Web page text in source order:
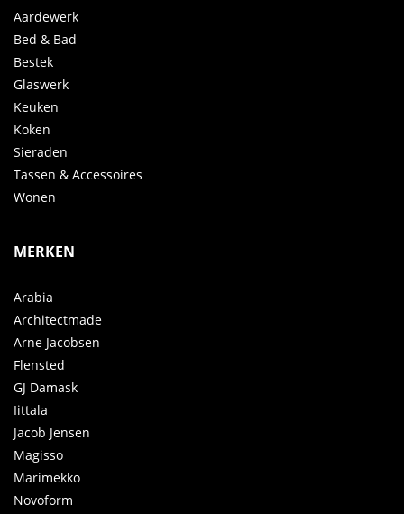
Aardewerk
Bed & Bad
Bestek
Glaswerk
Keuken
Koken
Sieraden
Tassen & Accessoires
Wonen
MERKEN
Arabia
Architectmade
Arne Jacobsen
Flensted
GJ Damask
Iittala
Jacob Jensen
Magisso
Marimekko
Novoform